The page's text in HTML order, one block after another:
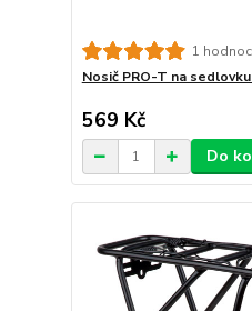
1
Nosič PRO-T na
569 Kč
Do